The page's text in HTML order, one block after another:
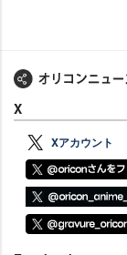
X
Xアカウント